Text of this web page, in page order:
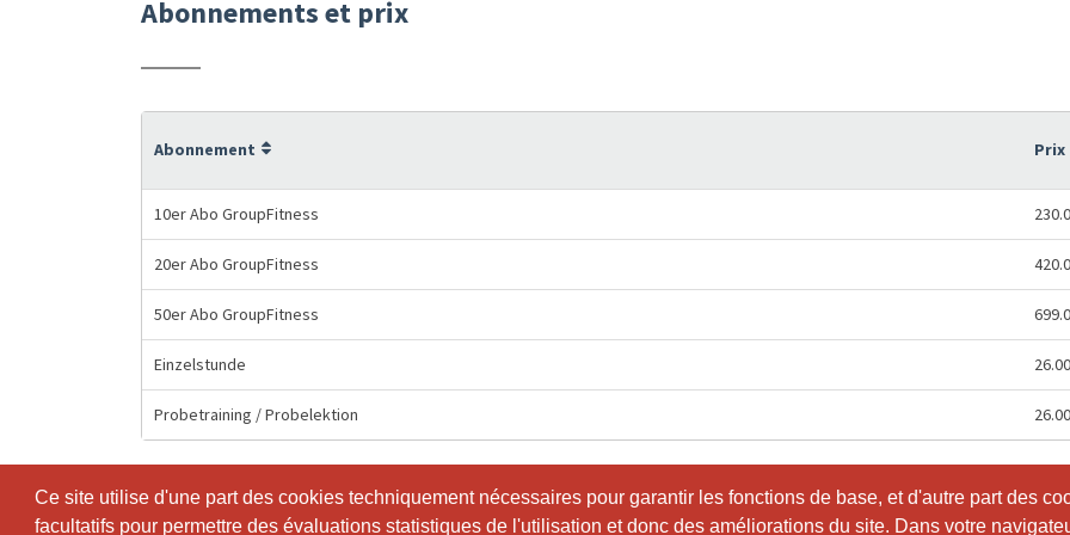
Ce site utilise d'une part des cookies techniquement nécessaires pour garantir les fonctions de base, et d'autre part des
facultatifs pour permettre des évaluations statistiques de l'utilisation et donc des améliorations du site. Dans votre
Ce site utilise d'une part des cookies techniquement nécessaires pour garantir les fonctions de base, et d'autre part des
facultatifs pour permettre des évaluations statistiques de l'utilisation et donc des améliorations du site. Dans votre
Abonnements et prix
Abonnement Prix
10er Abo GroupFitness
20er Abo GroupFitness
50er Abo GroupFitness
Einzelstunde
Probetraining / Probelektion